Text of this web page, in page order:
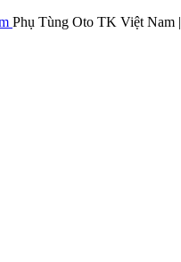
Phụ Tùng Oto TK Việt Nam |